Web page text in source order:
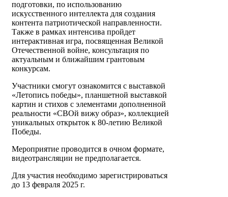
подготовки, по использованию
искусственного интеллекта для создания
контента патриотической направленности.
Также в рамках интенсива пройдет
интерактивная игра, посвященная Великой
Отечественной войне, консультация по
актуальным и ближайшим грантовым
конкурсам.
Участники смогут ознакомится с выставкой
«Летопись победы», планшетной выставкой
картин и стихов с элементами дополненной
реальности «СВОй вижу образ», коллекцией
уникальных открыток к 80-летию Великой
Победы.
Мероприятие проводится в очном формате,
видеотрансляции не предполагается.
Для участия необходимо зарегистрироваться
до 13 февраля 2025 г.